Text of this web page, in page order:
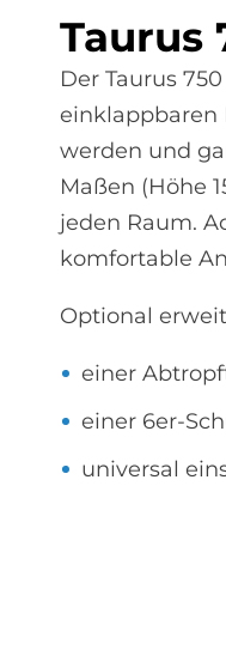
Tau­rus
Der Taurus
einklappbaren
werden und
Maßen (Höhe
jeden Raum.
komfortable
Optional
einer
einer 6er-
universal